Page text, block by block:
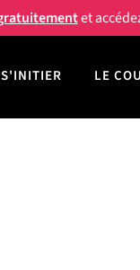
et
S'INITIER LE